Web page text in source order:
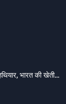
भारत की खेती…